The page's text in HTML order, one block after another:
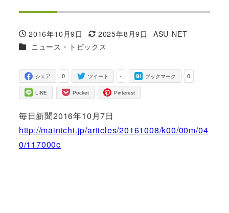
投稿日
2016年10月9日
更新日
2025年8月9日
著
ASU-NET
カテゴリー
ニュース・トピックス
0
シェア -
ツイート 0
ブックマーク
LINE Pocket Pinterest
毎日新聞2016年10月7日
http://mainichi.jp/articles/20161008/k00/00m/04
0/117000c